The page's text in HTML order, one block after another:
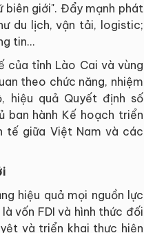
biên giới". Đẩy mạnh phát
du lịch, vận tải, logistic;
tin...
tỉnh Lào Cai và vùng
theo chức năng, nhiệm
hiệu quả Quyết định số
ban hành Kế hoạch triển
tế giữa Việt Nam và các
hiệu quả mọi nguồn lực
vốn FDI và hình thức đối
và triển khai thực hiện